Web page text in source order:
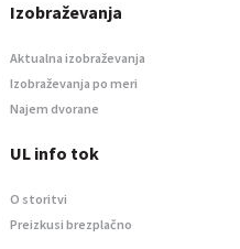
Izobraževanja
Aktualna izobraževanja
Izobraževanja po meri
Najem dvorane
UL info tok
O storitvi
Preizkusi brezplačno